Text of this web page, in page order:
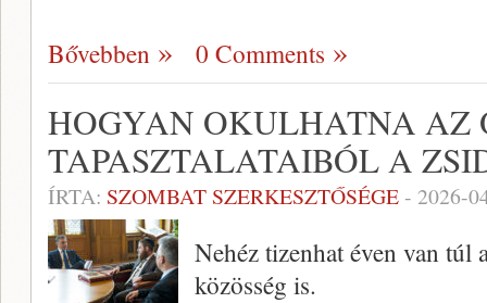
Bővebben 0 Comments
HOGYAN OKULHATNA AZ
TAPASZTALATAIBÓL A
ÍRTA: SZOMBAT SZERKESZTŐSÉGE- 2026-
Nehéz tizenhat éven van túl
közösség is.